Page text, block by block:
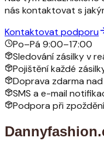
nás kontaktovat s
Kontaktovat podporu
Po–Pá 9:00–17:00
Sledování zásilky v
Pojištění každé
Doprava zdarma
SMS a e-mail
Podpora při